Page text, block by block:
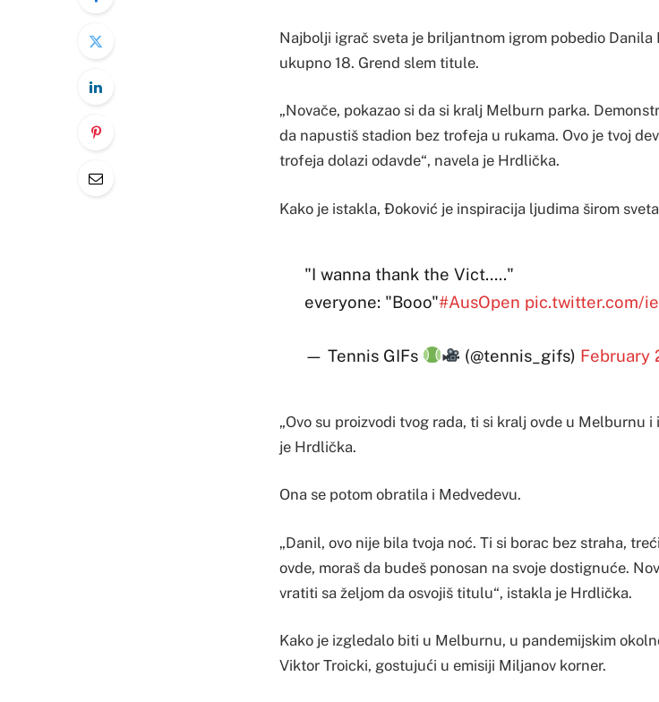
Najbolji igrač sveta je briljantnom igrom pobedio Danila
ukupno 18. Grend slem titule.
„Novače, pokazao si da si kralj Melburn parka.
da napustiš stadion bez trofeja u rukama. Ovo je tvoj
trofeja dolazi odavde“, navela je Hrdlička.
Kako je istakla, Đoković je inspiracija ljudima širom
"I wanna thank the Vict….."
everyone: "Booo"#AusOpen pic.twitter.com/
— Tennis GIFs (@tennis_gifs) February
​„Ovo su proizvodi tvog rada, ti si kralj ovde u Melburnu i
je Hrdlička.
Ona se potom obratila i Medvedevu.
„Danil, ovo nije bila tvoja noć. Ti si borac bez straha,
ovde, moraš da budeš ponosan na svoje dostignuće.
vratiti sa željom da osvojiš titulu“, istakla je Hrdlička.
Kako je izgledalo biti u Melburnu, u pandemijskim
Viktor Troicki, gostujući u emisiji Miljanov korner.